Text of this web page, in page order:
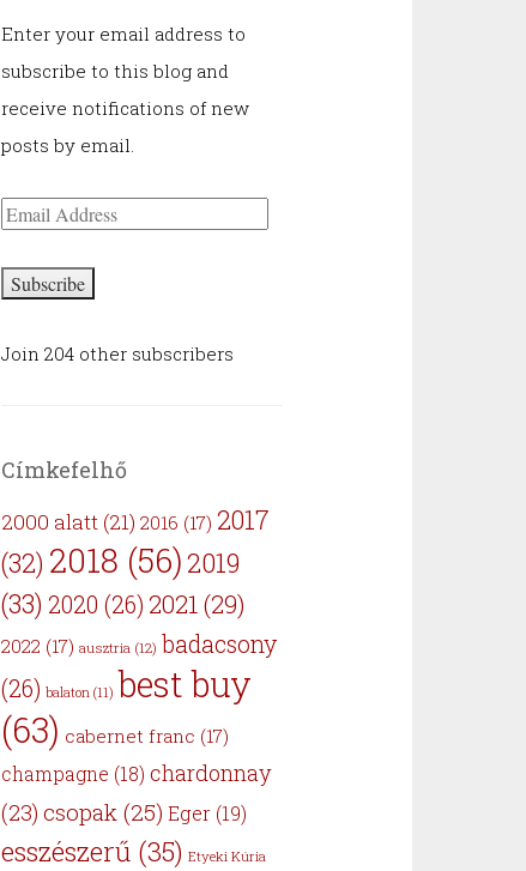
Enter your email address to
subscribe to this blog and
receive notifications of new
posts by email.
Email
Subscribe
Join 204 other subscribers
Címkefelhő
2000 alatt (21) 2016 (17) 2017
(32) 2018 (56)2019
(33) 2020 (26) 2021(29)
2022 (17) ausztria (12) badacsony
(26) balaton (11) best buy
(63) cabernet franc (17)
champagne (18) chardonnay
(23) csopak (25) Eger (19)
esszészerű (35) Etyeki Kúria